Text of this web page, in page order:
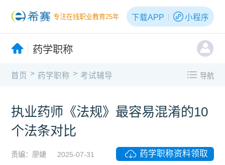
专注在线职业教育25年 下载APP 小程序
药学职称
首页 > 药学职称 > 考试辅导 导航
执业药师《法规》最容易混淆的10
个法条对比
责编：廖婕 2025-07-31 药学职称资料领取